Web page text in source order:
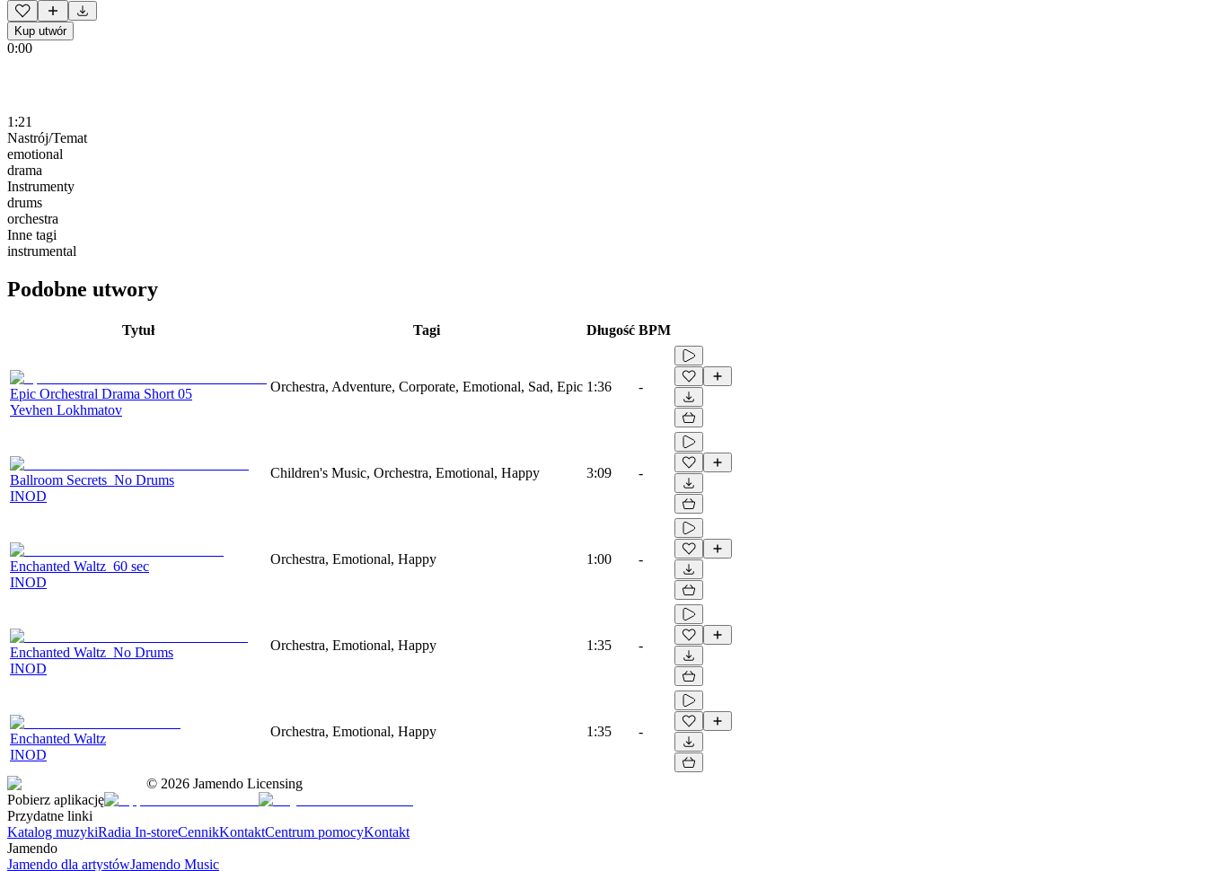
Kup utwór
0:00
1:21
Nastrój/Temat
emotional
drama
Instrumenty
drums
orchestra
Inne tagi
instrumental
Podobne utwory
Tytuł Tagi Długość BPM
Epic Orchestral Drama Short 05
Yevhen Lokhmatov
Orchestra, Adventure, Corporate, Emotional, Sad, Epic 1:36 -
Ballroom Secrets_No Drums
INOD
Children's Music, Orchestra, Emotional, Happy 3:09 -
Enchanted Waltz_60 sec
INOD
Orchestra, Emotional, Happy 1:00 -
Enchanted Waltz_No Drums
INOD
Orchestra, Emotional, Happy 1:35 -
Enchanted Waltz
INOD
Orchestra, Emotional, Happy 1:35 -
© 2026 Jamendo Licensing
Pobierz aplikację
Przydatne linki
Katalog muzykiRadia In-storeCennikKontaktCentrum pomocyKontakt
Jamendo
Jamendo dla artystówJamendo Music